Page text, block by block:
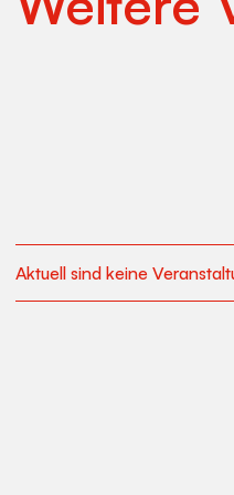
Aktuell sind keine